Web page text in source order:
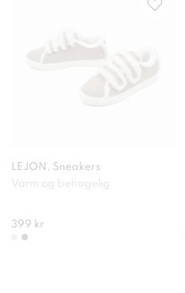
LEJON, Sneakers
Varm og behagelig
399 kr